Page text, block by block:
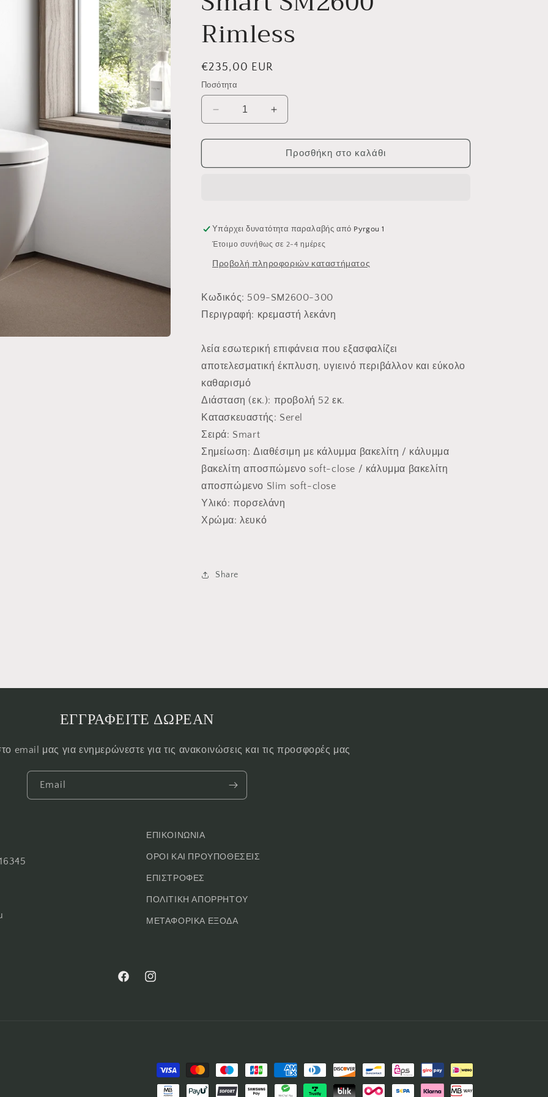
χ
ή
Rimless
Κανονική
τιμή
€235,00 EUR
Ποσότητα
Μείωση
ποσότητας
για
SM2600
Αύξηση
ποσότητας
για
Smart
SM2600
Προσθήκη στο καλάθι
Υπάρχει δυνατότητα παραλαβής από Pyrgou 1
Έτοιμο συνήθως σε 2-4 ημέρες
Προβολή πληροφοριών καταστήματος
Κωδικός: 509-SM2600-300
Περιγραφή: κρεμαστή λεκάνη
λεία εσωτερική επιφάνεια που εξασφαλίζει
αποτελεσματική έκπλυση, υγιεινό περιβάλλον και εύκολο
καθαρισμό
Διάσταση (εκ.): προβολή 52 εκ.
Κατασκευαστής: Serel
Σειρά: Smart
Σημείωση: Διαθέσιμη με κάλυμμα βακελίτη / κάλυμμα
βακελίτη αποσπώμενο soft-close / κάλυμμα βακελίτη
αποσπώμενο Slim soft-close
Υλικό: πορσελάνη
Χρώμα: λευκό
Share
ΕΓΓΡΑΦΕΙΤΕ ΔΩΡΕΑΝ
email μας για ενημερώνεστε για τις ανακοινώσεις και τις προσφορές μας
Email
ΕΠΙΚΟΙΝΩΝΙΑ
ΟΡΟΙ ΚΑΙ ΠΡΟΥΠΟΘΕΣΕΙΣ
ΕΠΙΣΤΡΟΦΕΣ
ΠΟΛΙΤΙΚΗ ΑΠΟΡΡΗΤΟΥ
ΜΕΤΑΦΟΡΙΚΑ ΕΞΟΔΑ
FacebookInstagram
Μέθοδοι
πληρωμής